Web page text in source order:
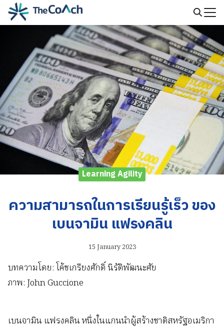
Skip
Search
Learning Agility
ความสามารถในการเรียนรู้เร็ว ของ
เบนจามิน แฟรงคลิน
15 January 2023
บทความโดย: โค้ชเกรียงศักดิ์ นิรัติพัฒนะศัย
ภาพ: John Guccione
เบนจามิน แฟรงคลิน หนึ่งในแกนนำผู้สร้างชาติสหรัฐอเมริกา